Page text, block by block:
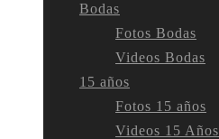
Bodas
Fotos Bodas
Videos Bodas
15 años
Fotos 15 años
Videos 15 Años